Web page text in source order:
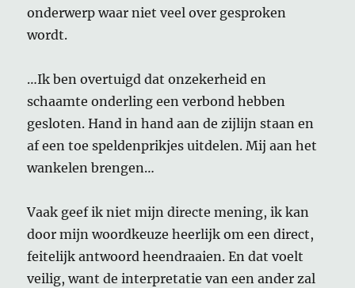
onderwerp waar niet veel over gesproken
wordt.
…Ik ben overtuigd dat onzekerheid en
schaamte onderling een verbond hebben
gesloten. Hand in hand aan de zijlijn staan en
af een toe speldenprikjes uitdelen. Mij aan het
wankelen brengen…
Vaak geef ik niet mijn directe mening, ik kan
door mijn woordkeuze heerlijk om een direct,
feitelijk antwoord heendraaien. En dat voelt
veilig, want de interpretatie van een ander zal